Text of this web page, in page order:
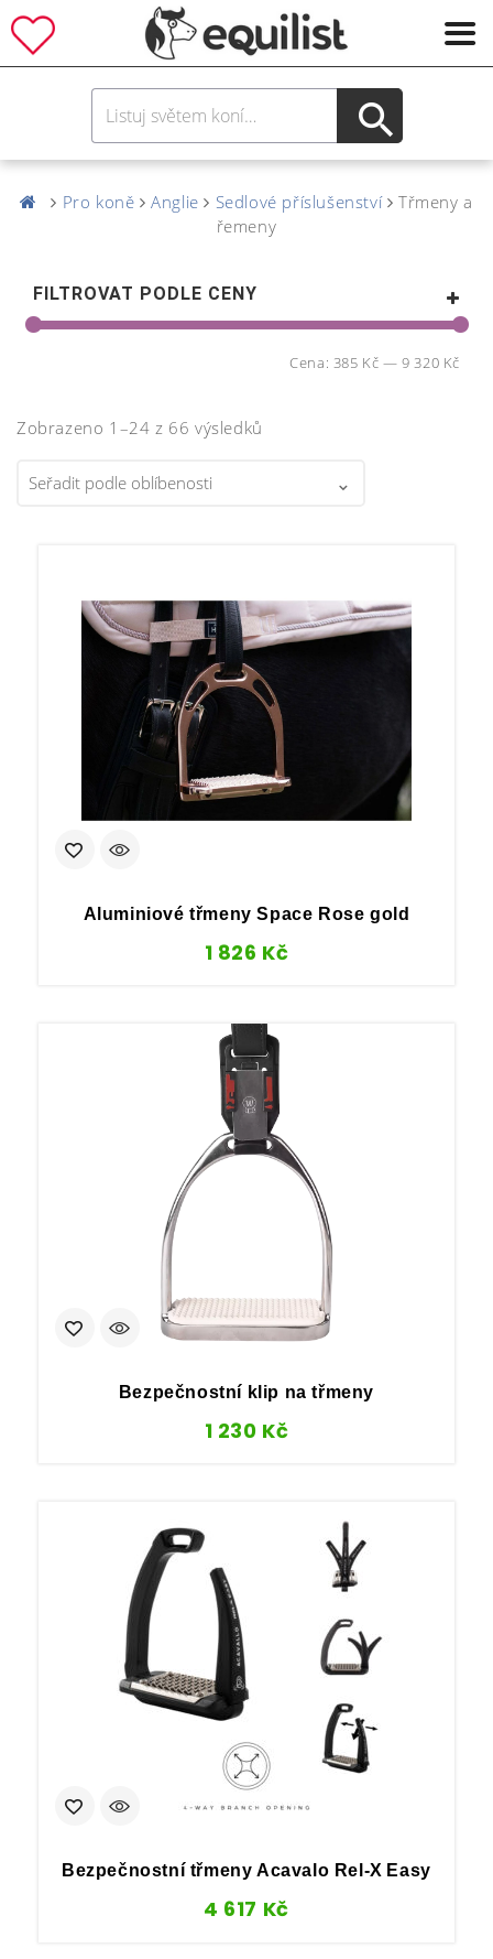
Pro koně Anglie Sedlové příslušenství
Třmeny a
řemeny
FILTROVAT PODLE CENY
Cena: 385 Kč —9 320 Kč
Zobrazeno 1–24 z 66 výsledků
Aluminiové třmeny Space Rose gold
1 826 Kč
Bezpečnostní klip na třmeny
1 230 Kč
Bezpečnostní třmeny Acavalo Rel‑X Easy
4 617 Kč